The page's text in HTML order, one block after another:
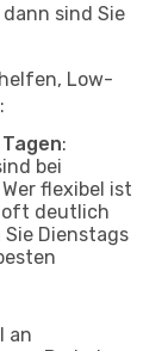
sind Sie
Low-
:
bei
flexibel ist
oft deutlich
Sie Dienstags
an